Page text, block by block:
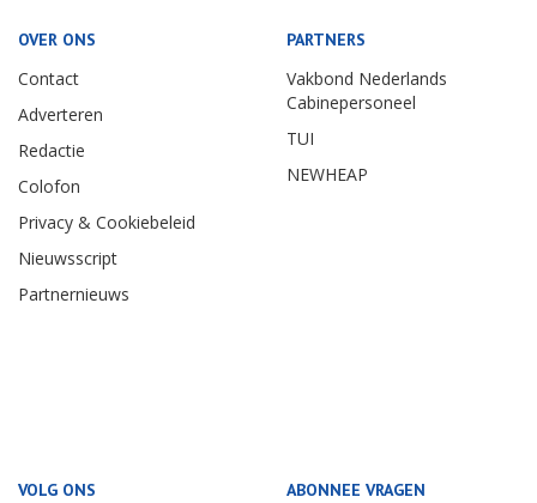
OVER ONS
Contact
Adverteren
Redactie
Colofon
Privacy & Cookiebeleid
Nieuwsscript
Partnernieuws
PARTNERS
Vakbond Nederlands
Cabinepersoneel
TUI
NEWHEAP
VOLG ONS ABONNEE VRAGEN